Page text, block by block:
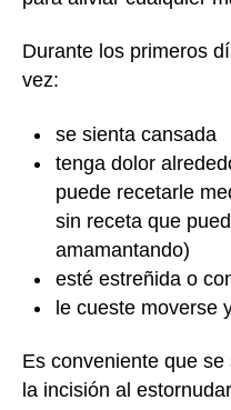
Durante los primeros
vez:
se sienta cansada
tenga dolor
puede recetarle
sin receta que
amamantando)
esté estreñida o
le cueste moverse
Es conveniente que
la incisión al